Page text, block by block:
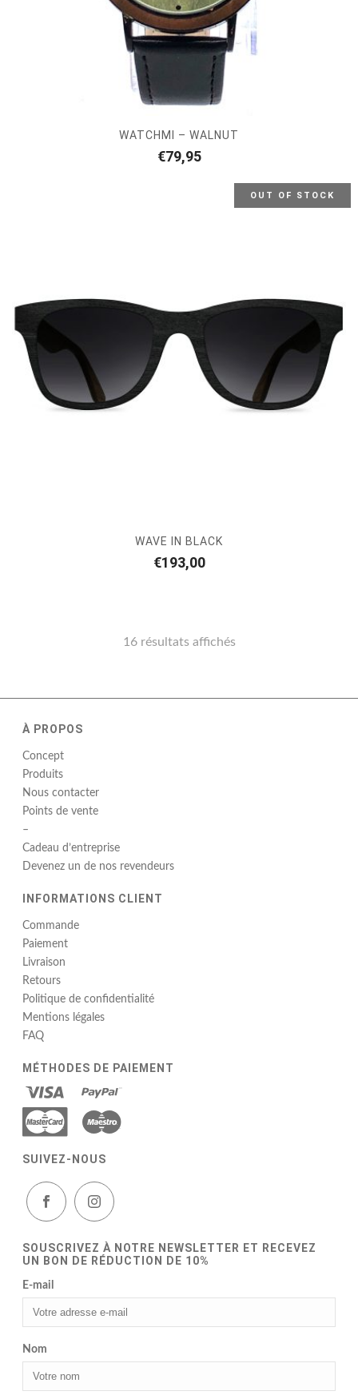
WATCHMI – WALNUT
€79,95
OUT OF STOCK
WAVE IN BLACK
€193,00
16 résultats affichés
À PROPOS
Concept
Produits
Nous contacter
Points de vente
–
Cadeau d’entreprise
Devenez un de nos revendeurs
INFORMATIONS CLIENT
Commande
Paiement
Livraison
Retours
Politique de confidentialité
Mentions légales
FAQ
MÉTHODES DE PAIEMENT
SUIVEZ-NOUS
SOUSCRIVEZ À NOTRE NEWSLETTER ET RECEVEZ
UN BON DE RÉDUCTION DE 10%
E-mail
Nom